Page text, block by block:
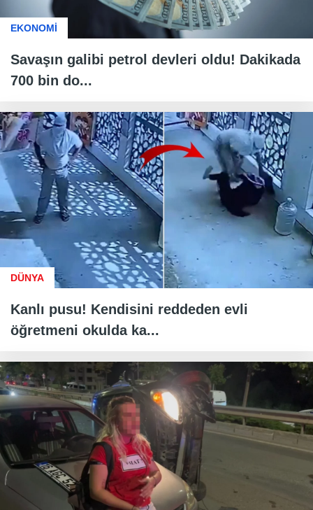
EKONOMİ
Savaşın galibi petrol devleri oldu! Dakikada
700 bin do...
DÜNYA
Kanlı pusu! Kendisini reddeden evli
öğretmeni okulda ka...